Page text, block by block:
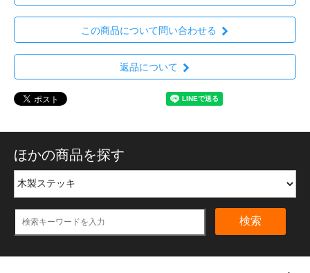
この商品について問い合わせる
返品について
ほかの商品を探す
検索